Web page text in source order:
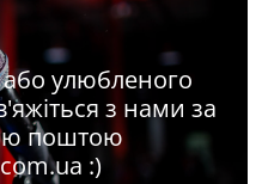
улюбленого
з нами за
поштою
:)